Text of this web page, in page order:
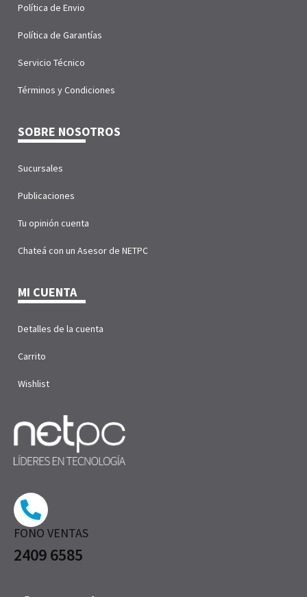
FONO VENTAS
2409 6585
Política de Envio
Política de Garantías
Servicio Técnico
Términos y Condiciones
SOBRE NOSOTROS
Sucursales
Publicaciones
Tu opinión cuenta
Chateá con un Asesor de NETPC
MI CUENTA
Detalles de la cuenta
Carrito
Wishlist